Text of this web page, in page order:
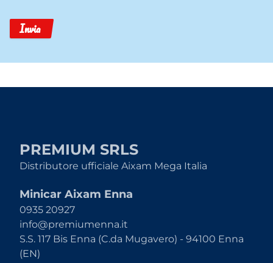
Invia
PREMIUM SRLS
Distributore ufficiale Aixam Mega Italia
Minicar Aixam Enna
0935 20927
info@premiumenna.it
S.S. 117 Bis Enna (C.da Mugavero) - 94100 Enna
(EN)